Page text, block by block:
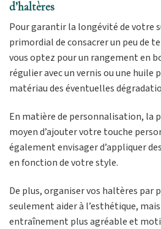
d’haltères
Pour garantir la longévité de votre
primordial de consacrer un peu de
vous optez pour un rangement en
régulier avec un vernis ou une huile
matériau des éventuelles
En matière de personnalisation, la
moyen d’ajouter votre touche
également envisager d’appliquer
en fonction de votre style.
De plus, organiser vos haltères par
seulement aider à l’esthétique,
entraînement plus agréable et